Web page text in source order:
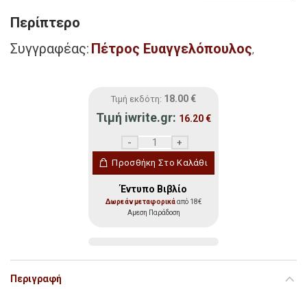
Περίπτερο
Συγγραφέας: Πέτρος Ευαγγελόπουλος,
Τιμή εκδότη: 18.00 €
Τιμή iwrite.gr: 16.20€
Προσθήκη Στο Καλάθι
Έντυπο Βιβλίο
Δωρεάν μεταφορικάαπό 18€
Αμεση Παράδοση
Περιγραφή